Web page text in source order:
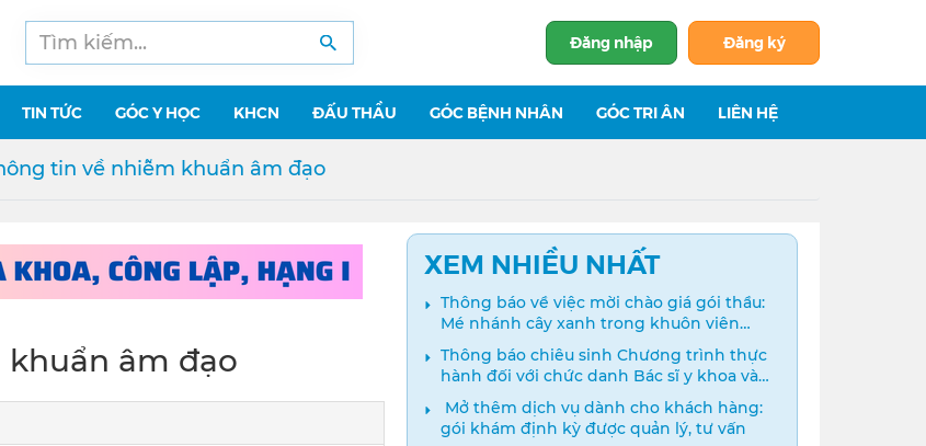
Đăng nhập Đăng ký
TIN TỨC GÓC Y HỌC KHCN ĐẤU THẦU GÓC BỆNH NHÂN GÓC TRI ÂN LIÊN HỆ
tin về nhiễm khuẩn âm đạo
âm đạo
XEM NHIỀU NHẤT
Thông báo về việc mời chào giá gói thầu:
Mé nhánh cây xanh trong khuôn viên
bệnh viện
Thông báo chiêu sinh Chương trình thực
hành đối với chức danh Bác sĩ y khoa và
Điều dưỡng năm 2024
️ Mở thêm dịch vụ dành cho khách hàng:
gói khám định kỳ được quản lý, tư vấn